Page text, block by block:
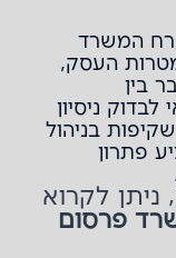
המשרד
העסק,
בין
ניסיון
בניהול
פתרון
ניתן לקרוא
פרסום